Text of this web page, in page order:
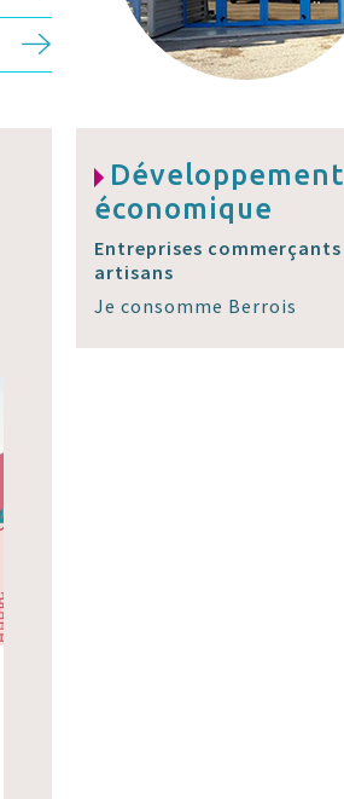
Développement
économique
Entreprises commerçants
artisans
Je consomme Berrois